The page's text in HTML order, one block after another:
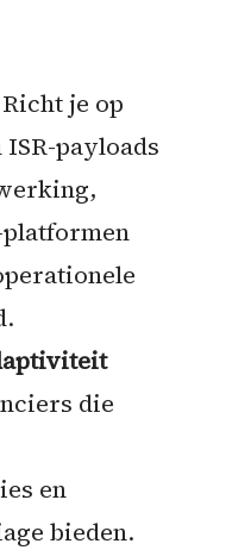
je op
payloads
die
en
bieden.